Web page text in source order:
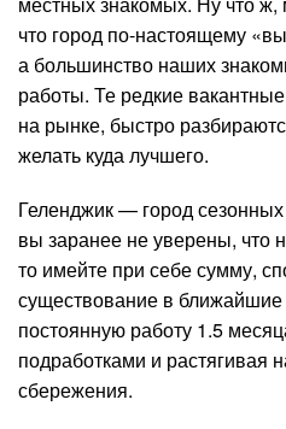
что город по-настоящему
а большинство наших
работы. Те редкие
на рынке, быстро
желать куда лучшего.
Геленджик — город
вы заранее не уверены, что
то имейте при себе сумму,
существование в
постоянную работу 1.5
подработками и растягивая
сбережения.